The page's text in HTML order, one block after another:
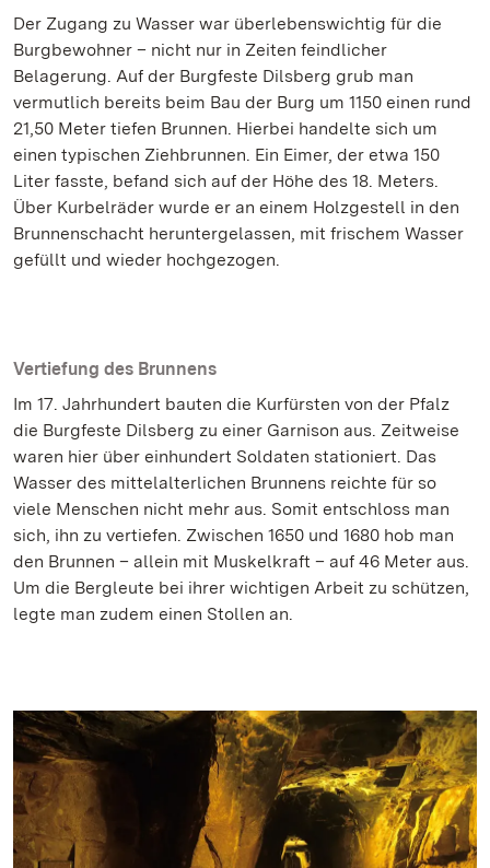
Der Zugang zu Wasser war überlebenswichtig für die
Burgbewohner – nicht nur in Zeiten feindlicher
Belagerung. Auf der Burgfeste Dilsberg grub man
vermutlich bereits beim Bau der Burg um 1150 einen rund
21,50 Meter tiefen Brunnen. Hierbei handelte sich um
einen typischen Ziehbrunnen. Ein Eimer, der etwa 150
Liter fasste, befand sich auf der Höhe des 18. Meters.
Über Kurbelräder wurde er an einem Holzgestell in den
Brunnenschacht heruntergelassen, mit frischem Wasser
gefüllt und wieder hochgezogen.
Vertiefung des Brunnens
Im 17. Jahrhundert bauten die Kurfürsten von der Pfalz
die Burgfeste Dilsberg zu einer Garnison aus. Zeitweise
waren hier über einhundert Soldaten stationiert. Das
Wasser des mittelalterlichen Brunnens reichte für so
viele Menschen nicht mehr aus. Somit entschloss man
sich, ihn zu vertiefen. Zwischen 1650 und 1680 hob man
den Brunnen – allein mit Muskelkraft – auf 46 Meter aus.
Um die Bergleute bei ihrer wichtigen Arbeit zu schützen,
legte man zudem einen Stollen an.